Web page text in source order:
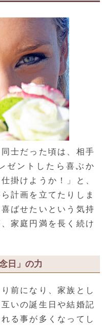
士だった頃は、相手
ゼントしたら喜ぶか
掛けようか！」と、
計画を立てたりしま
ばせたいという気持
家庭円満を長く続け
日」の力
前になり、家族とし
いの誕生日や結婚記
る事が多くなってし